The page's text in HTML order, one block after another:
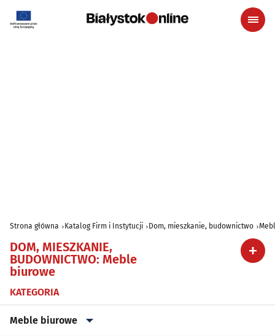
Strona główna Katalog Firm i Instytucji Dom, mieszkanie, budownictwo
DOM, MIESZKANIE,
BUDOWNICTWO: Meble
biurowe
KATEGORIA
Meble biurowe